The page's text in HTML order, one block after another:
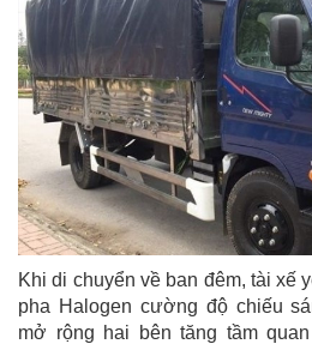
Khi di chuyển về ban đêm, tài xế
pha Halogen cường độ chiếu
mở rộng hai bên tăng tầm